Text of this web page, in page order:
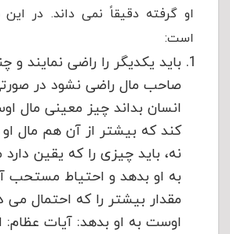
او گرفته دقیقاً نمی داند. در
است:
باید یکدیگر را راضی نمایند و
صاحب مال راضی نشود در
انسان بداند چیز معینی
کند که بیشتر از آن هم مال
نه، باید چیزی را که یقین
به او بدهد و احتیاط
مقدار بیشتر را که احتمال می
اوست به او بدهد: آیات عظام: